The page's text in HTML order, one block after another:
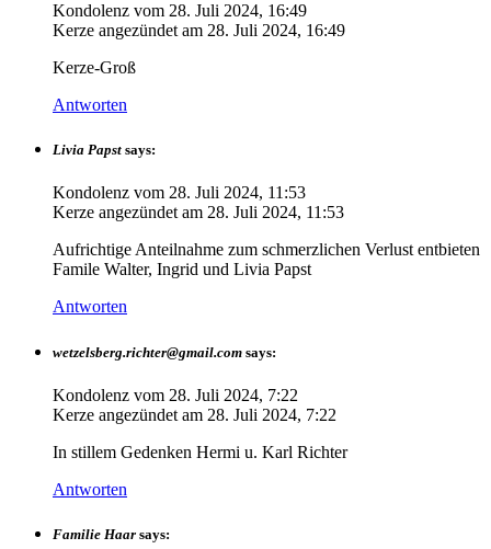
Kondolenz vom 28. Juli 2024, 16:49
Kerze angezündet am 28. Juli 2024, 16:49
Kerze-Groß
Antworten
Livia Papst says:
Kondolenz vom 28. Juli 2024, 11:53
Kerze angezündet am 28. Juli 2024, 11:53
Aufrichtige Anteilnahme zum schmerzlichen Verlust entbieten
Famile Walter, Ingrid und Livia Papst
Antworten
wetzelsberg.richter@gmail.com says:
Kondolenz vom 28. Juli 2024, 7:22
Kerze angezündet am 28. Juli 2024, 7:22
In stillem Gedenken Hermi u. Karl Richter
Antworten
Familie Haar says: